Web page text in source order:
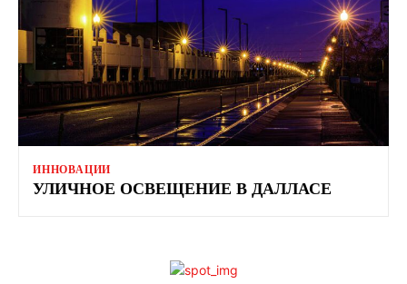
ИННОВАЦИИ
УЛИЧНОЕ ОСВЕЩЕНИЕ В ДАЛЛАСЕ